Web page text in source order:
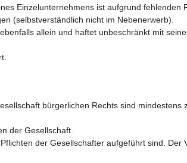
Einzelunternehmens ist aufgrund fehlenden
(selbstverständlich nicht im Nebenerwerb).
allein und haftet unbeschränkt mit
bürgerlichen Rechts sind mindestens
der Gesellschaft.
der Gesellschafter aufgeführt sind. Der